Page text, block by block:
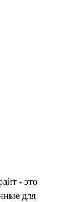
- это
для